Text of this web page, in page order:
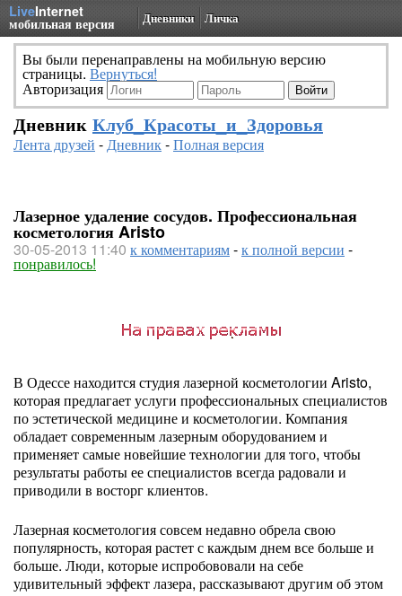
LiveInternet
мобильная версия Дневники Личка
Вы были перенаправлены на мобильную версию
страницы. Вернуться!
Авторизация
Дневник Клуб_Красоты_и_Здоровья
Лента друзей -Дневник-Полная версия
Лазерное удаление сосудов. Профессиональная
косметология Aristo
30-05-2013 11:40 к комментариям-к полной версии -
понравилось!
В Одессе находится студия лазерной косметологии Aristo,
которая предлагает услуги профессиональных специалистов
по эстетической медицине и косметологии. Компания
обладает современным лазерным оборудованием и
применяет самые новейшие технологии для того, чтобы
результаты работы ее специалистов всегда радовали и
приводили в восторг клиентов.
Лазерная косметология совсем недавно обрела свою
популярность, которая растет с каждым днем все больше и
больше. Люди, которые испробововали на себе
удивительный эффект лазера, рассказывают другим об этом